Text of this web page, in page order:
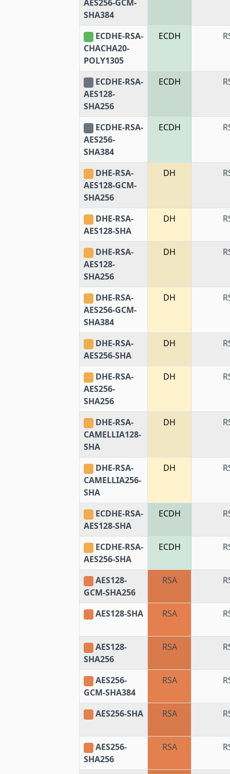
AES256-GCM-
SHA384
ECDHE-RSA-
CHACHA20-
POLY1305
ECDH
ECDHE-RSA-
AES128-
SHA256
ECDH
ECDHE-RSA-
AES256-
SHA384
ECDH
DHE-RSA-
AES128-GCM-
SHA256
DH
DHE-RSA-
AES128-SHA
DH
DHE-RSA-
AES128-
SHA256
DH
DHE-RSA-
AES256-GCM-
SHA384
DH
DHE-RSA-
AES256-SHA
DH
DHE-RSA-
AES256-
SHA256
DH
DHE-RSA-
CAMELLIA128-
SHA
DH
DHE-RSA-
CAMELLIA256-
SHA
DH
ECDHE-RSA-
AES128-SHA
ECDH
ECDHE-RSA-
AES256-SHA
ECDH
AES128-
GCM-SHA256
RSA
AES128-SHA RSA
AES128-
SHA256
RSA
AES256-
GCM-SHA384
RSA
AES256-SHA RSA
AES256-
SHA256
RSA